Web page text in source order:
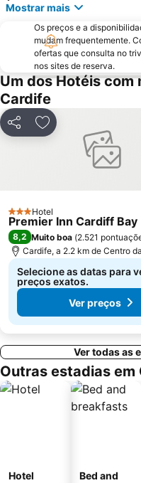
Mostrar mais
Os preços e a
mudam frequentemente.
ofertas que consulta no
nos sites de reserva.
Um dos Hotéis com
Cardife
PartilharAdicionar aos
3 Estrelas
Hotel
Premier Inn Cardiff Bay
8,2 Muito boa (2.521
Cardife, a 2.2 km de Centro
Selecione as datas para
preços exatos.
Ver preços
Ver todas as
Outras estadias em
Hotel
Bed and